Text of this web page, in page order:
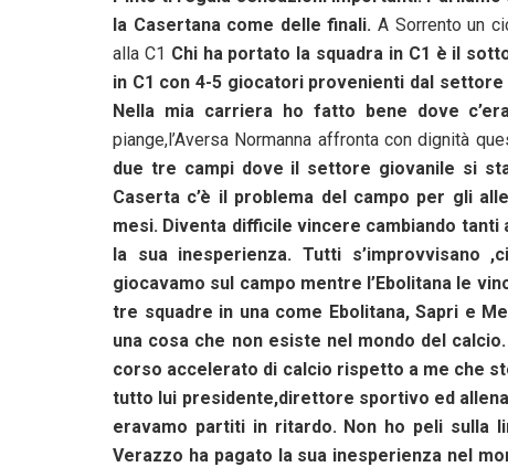
la Casertana come delle finali. A Sorrento un
alla C1 Chi ha portato la squadra in C1 è il
in C1 con 4-5 giocatori provenienti dal
Nella mia carriera ho fatto bene dove
piange,l’Aversa Normanna affronta con dignità
due tre campi dove il settore giovanile si
Caserta c’è il problema del campo per gli
mesi. Diventa difficile vincere cambiando
la sua inesperienza. Tutti
giocavamo sul campo mentre l’Ebolitana le
tre squadre in una come Ebolitana, Sapri e
una cosa che non esiste nel mondo del
corso accelerato di calcio rispetto a me che
tutto lui presidente,direttore sportivo ed
eravamo partiti in ritardo. Non ho peli sulla
Verazzo ha pagato la sua inesperienza nel